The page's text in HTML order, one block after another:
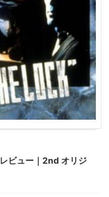
ビュー｜2nd オリジ